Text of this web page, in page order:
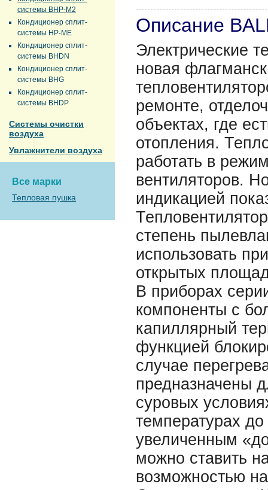
системы BHP-M2
Кондиционер сплит-
системы HP-ME
Кондиционер сплит-
системы BHDN
Кондиционер сплит-
системы BHG
Кондиционер сплит-
системы BHDP
Системы очистки
воздуха
Увлажнители воздуха
Все марки
Тепловая пушка
Описание
Электрические
новая
ремонте,
объектах, где
отопления.
работать в
вентиляторов.
индикацией
степень
использовать
открытых
В приборах
компоненты с
капиллярный
функцией
случае
предназначены
суровых
температурах
увеличенным
можно ставить
возможностью